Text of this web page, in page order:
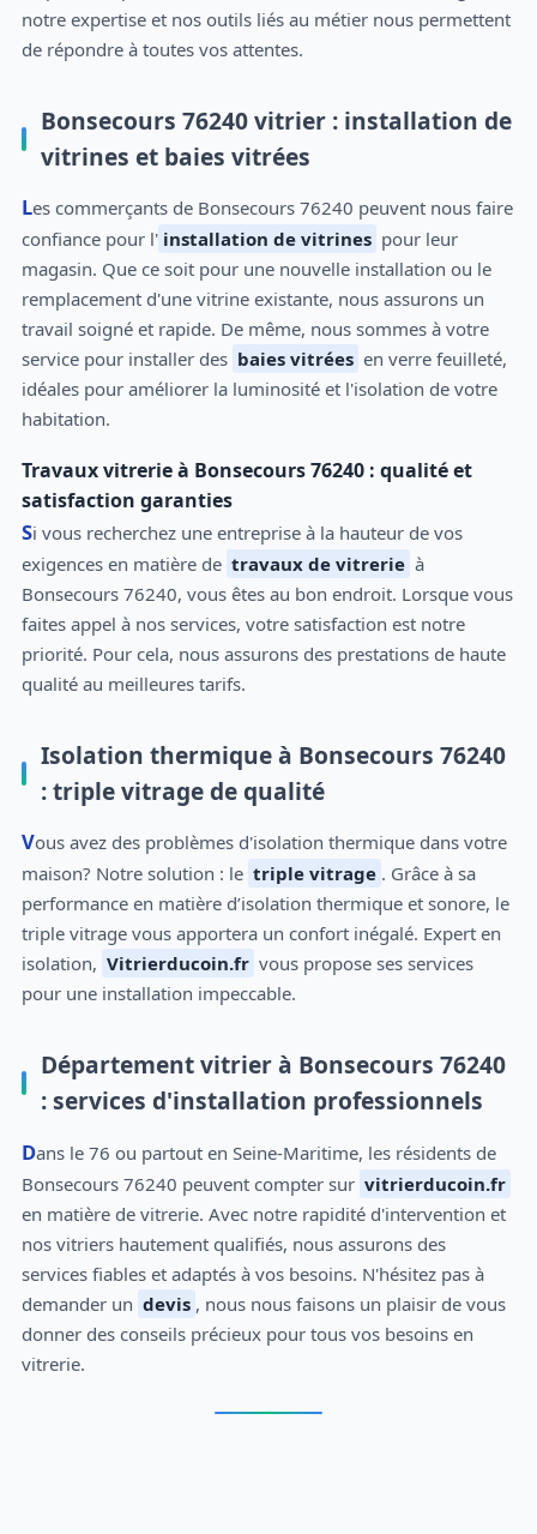
notre expertise et nos outils liés au métier nous permettent
de répondre à toutes vos attentes.
Bonsecours 76240 vitrier : installation de
vitrines et baies vitrées
Les commerçants de Bonsecours 76240 peuvent nous faire
confiance pour l' installation de vitrines pour leur
magasin. Que ce soit pour une nouvelle installation ou le
remplacement d'une vitrine existante, nous assurons un
travail soigné et rapide. De même, nous sommes à votre
service pour installer des baies vitrées en verre feuilleté,
idéales pour améliorer la luminosité et l'isolation de votre
habitation.
Travaux vitrerie à Bonsecours 76240 : qualité et
satisfaction garanties
Si vous recherchez une entreprise à la hauteur de vos
exigences en matière de travaux de vitrerie à
Bonsecours 76240, vous êtes au bon endroit. Lorsque vous
faites appel à nos services, votre satisfaction est notre
priorité. Pour cela, nous assurons des prestations de haute
qualité au meilleures tarifs.
Isolation thermique à Bonsecours 76240
: triple vitrage de qualité
Vous avez des problèmes d'isolation thermique dans votre
maison? Notre solution : le triple vitrage . Grâce à sa
performance en matière d’isolation thermique et sonore, le
triple vitrage vous apportera un confort inégalé. Expert en
isolation, Vitrierducoin.fr vous propose ses services
pour une installation impeccable.
Département vitrier à Bonsecours 76240
: services d'installation professionnels
Dans le 76 ou partout en Seine-Maritime, les résidents de
Bonsecours 76240 peuvent compter sur vitrierducoin.fr
en matière de vitrerie. Avec notre rapidité d'intervention et
nos vitriers hautement qualifiés, nous assurons des
services fiables et adaptés à vos besoins. N'hésitez pas à
demander un devis , nous nous faisons un plaisir de vous
donner des conseils précieux pour tous vos besoins en
vitrerie.